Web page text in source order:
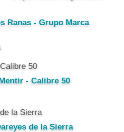
Ranas - Grupo Marca
- Calibre 50
de la Sierra